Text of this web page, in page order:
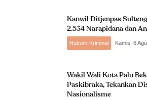
Kanwil Ditjenpas
2.534 Narapidana dan
Hukum-Kriminal Kamis, 6
Wakil Wali Kota Palu
Paskibraka, Tekankan
Nasionalisme